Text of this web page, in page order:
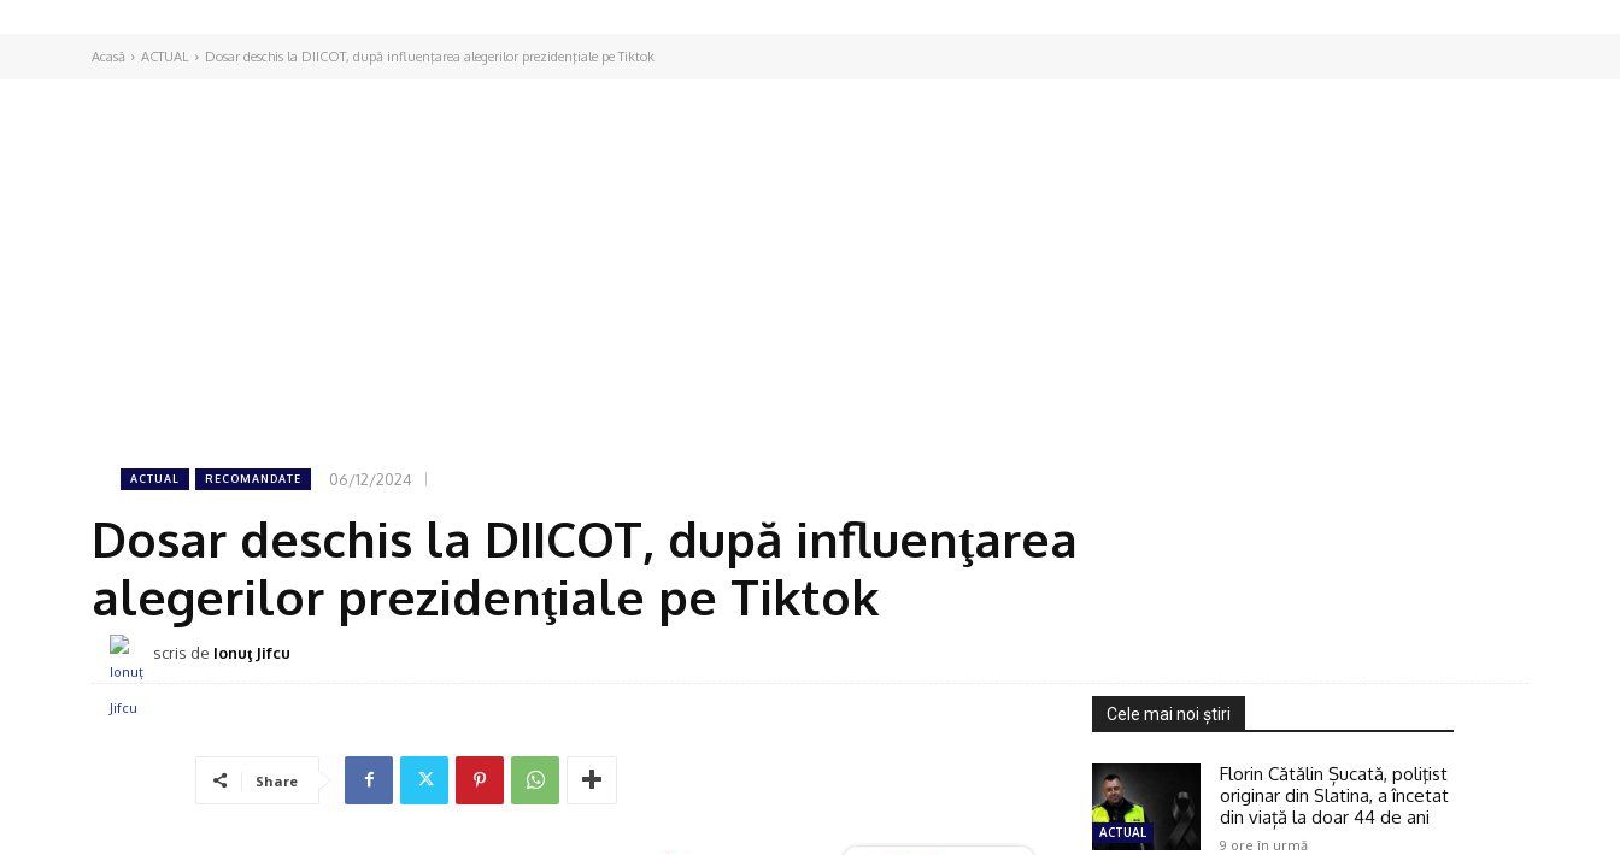
Acasă ACTUAL Dosar deschis la DIICOT, după influenţarea alegerilor prezidenţiale pe Tiktok
ACTUAL RECOMANDATE 06/12/2024
Dosar deschis la DIICOT, după influenţarea
alegerilor prezidenţiale pe Tiktok
scris de Ionuţ Jifcu
Share
Cele mai noi ştiri
ACTUAL
Florin Cătălin Șucată, poliţist
originar din Slatina, a încetat
din viață la doar 44 de ani
9 ore în urmă